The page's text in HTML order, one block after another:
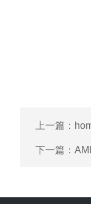
上一篇：
下一篇：